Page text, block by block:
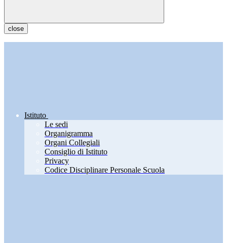
close
Istituto
Le sedi
Organigramma
Organi Collegiali
Consiglio di Istituto
Privacy
Codice Disciplinare Personale Scuola